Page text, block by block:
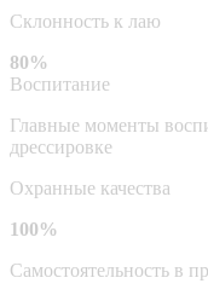
Склонность к лаю
80%
Воспитание
Главные моменты
дрессировке
Охранные качества
100%
Самостоятельность в